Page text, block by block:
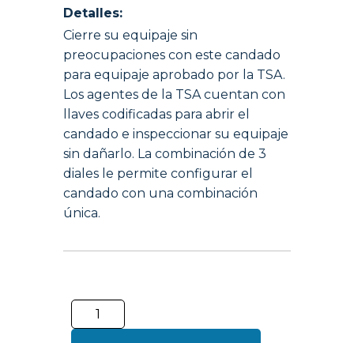
Detalles:
Cierre su equipaje sin
preocupaciones con este candado
para equipaje aprobado por la TSA.
Los agentes de la TSA cuentan con
llaves codificadas para abrir el
candado e inspeccionar su equipaje
sin dañarlo. La combinación de 3
diales le permite configurar el
candado con una combinación
única.